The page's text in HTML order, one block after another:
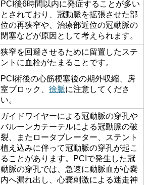
PCI後6時間以内に発症することが多い
とされており、冠動脈を拡張させた部
位の再狭窄や、治療部近位の冠動脈の
閉塞などが原因として考えられます。
狭窄を回避させるために留置したステ
ントに血栓がたまることです。
PCI術後の心筋梗塞後の期外収縮、房
室ブロック、 徐脈に注意してくださ
い。
ガイドワイヤーによる冠動脈の穿孔や
バルーンカテーテルによる冠動脈の破
裂、またロータブレーター、ステント
植え込みに伴って冠動脈の穿孔が起こ
ることがあります。PCIで発生した冠
動脈の穿孔では、急速に動脈血が心嚢
内へ漏れ出し、心嚢刺激による迷走神